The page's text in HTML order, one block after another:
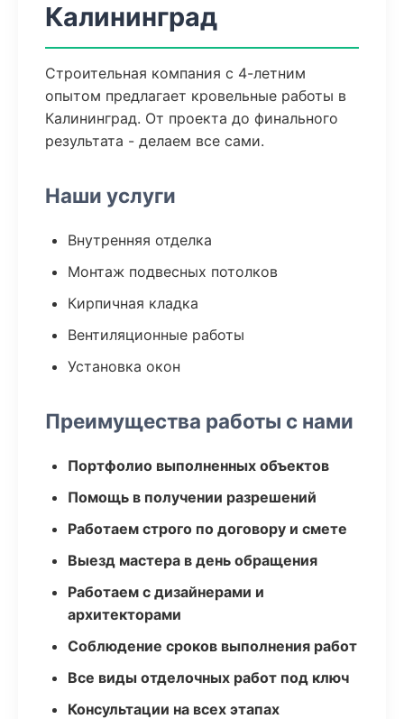
Калининград
Строительная компания с 4-летним
опытом предлагает кровельные работы в
Калининград. От проекта до финального
результата - делаем все сами.
Наши услуги
Внутренняя отделка
Монтаж подвесных потолков
Кирпичная кладка
Вентиляционные работы
Установка окон
Преимущества работы с нами
Портфолио выполненных объектов
Помощь в получении разрешений
Работаем строго по договору и смете
Выезд мастера в день обращения
Работаем с дизайнерами и
архитекторами
Соблюдение сроков выполнения работ
Все виды отделочных работ под ключ
Консультации на всех этапах